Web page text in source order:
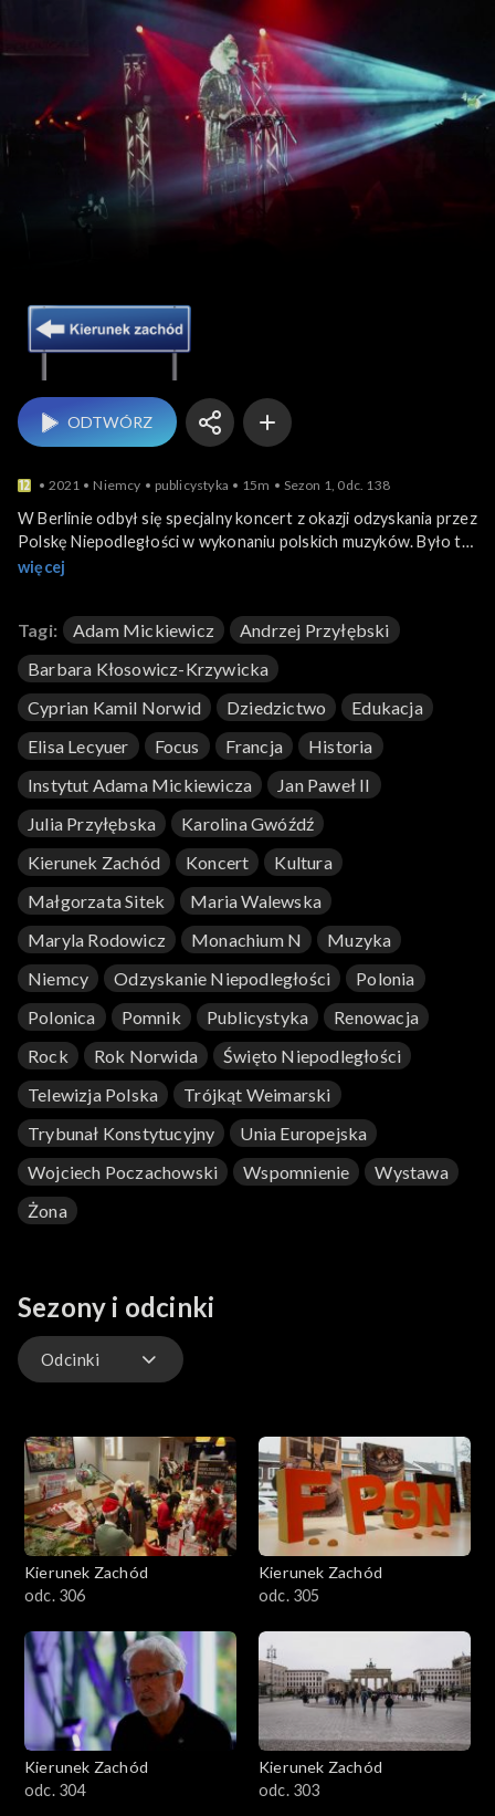
Kierunek Zachód
ODTWÓRZ
2021 Niemcy publicystyka 15m Sezon 1, 0dc. 138
W Berlinie odbył się specjalny koncert z okazji odzyskania przez
Polskę Niepodległości w wykonaniu polskich muzyków. Było to
równocześnie pożegnanie misji ambasadora Andrzeja
się również w Monachium, zorganizowany przez
Stowarzyszenie „Polonica”. We Francji przeprowadzono
renowację pomnika Cypriana Kamila Norwida. Wystawa o
drodze do papiestwa Jana Pawła II i na koniec krakowskie
szopki na Boże Narodzenie, ale w Duseldorfie.
więcej
Tagi: Adam Mickiewicz
Andrzej Przyłębski
Barbara Kłosowicz-Krzywicka
Cyprian Kamil Norwid
Dziedzictwo
Edukacja
Elisa Lecyuer
Focus Francja
Historia
Instytut Adama Mickiewicza
Jan Paweł II
Julia Przyłębska
Karolina Gwóźdź
Kierunek Zachód
Koncert
Kultura
Małgorzata Sitek
Maria Walewska
Maryla Rodowicz
Monachium N
Muzyka
Niemcy
Odzyskanie Niepodległości
Polonia
Polonica
Pomnik Publicystyka
Renowacja
Rock
Rok Norwida
Święto Niepodległości
Telewizja Polska
Trójkąt Weimarski
Trybunał Konstytucyjny
Unia Europejska
Wojciech Poczachowski
Wspomnienie
Wystawa
Żona
Sezony i odcinki
Odcinki
Kierunek Zachód
odc. 306
Kierunek Zachód
odc. 305
Kierunek Zachód
odc. 304
Kierunek Zachód
odc. 303